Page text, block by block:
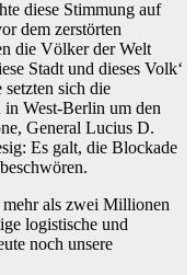
diese Stimmung auf
dem zerstörten
die Völker der Welt
Stadt und dieses Volk‘
sich die
West-Berlin um den
General Lucius D.
Es galt, die Blockade
mehr als zwei Millionen
logistische und
noch unsere